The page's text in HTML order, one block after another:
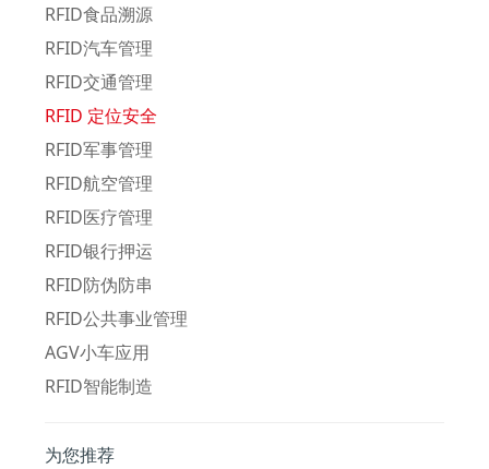
RFID食品溯源
RFID汽车管理
RFID交通管理
RFID 定位安全
RFID军事管理
RFID航空管理
RFID医疗管理
RFID银行押运
RFID防伪防串
RFID公共事业管理
AGV小车应用
RFID智能制造
为您推荐